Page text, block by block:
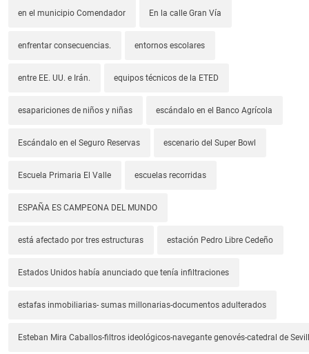
en el municipio Comendador En la calle Gran Vía
enfrentar consecuencias. entornos escolares
entre EE. UU. e Irán. equipos técnicos de la ETED
esapariciones de niños y niñas escándalo en el Banco Agrícola
Escándalo en el Seguro Reservas escenario del Super Bowl
Escuela Primaria El Valle escuelas recorridas
ESPAÑA ES CAMPEONA DEL MUNDO
está afectado por tres estructuras estación Pedro Libre Cedeño
Estados Unidos había anunciado que tenía infiltraciones
estafas inmobiliarias- sumas millonarias-documentos adulterados
Esteban Mira Caballos-filtros ideológicos-navegante genovés-catedral de